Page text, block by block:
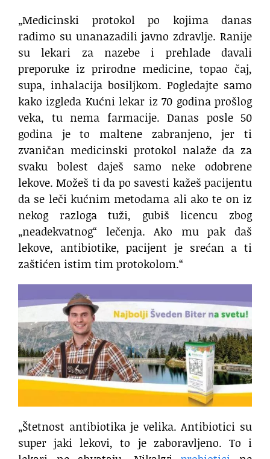
„Medicinski protokol po kojima danas
radimo su unanazadili javno zdravlje. Ranije
su lekari za nazebe i prehlade davali
preporuke iz prirodne medicine, topao čaj,
supa, inhalacija bosiljkom. Pogledajte samo
kako izgleda Kućni lekar iz 70 godina prošlog
veka, tu nema farmacije. Danas posle 50
godina je to maltene zabranjeno, jer ti
zvaničan medicinski protokol nalaže da za
svaku bolest daješ samo neke odobrene
lekove. Možeš ti da po savesti kažeš pacijentu
da se leči kućnim metodama ali ako te on iz
nekog razloga tuži, gubiš licencu zbog
„neadekvatnog“ lečenja. Ako mu pak daš
lekove, antibiotike, pacijent je srećan a ti
zaštićen istim tim protokolom.“
„Štetnost antibiotika je velika. Antibiotici su
super jaki lekovi, to je zaboravljeno. To i